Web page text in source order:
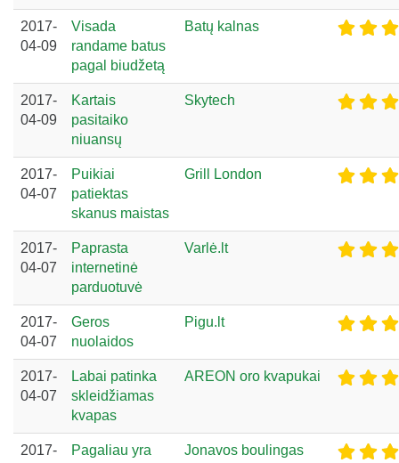
2017-
04-09
Visada
randame batus
pagal biudžetą
Batų kalnas
2017-
04-09
Kartais
pasitaiko
niuansų
Skytech
2017-
04-07
Puikiai
patiektas
skanus maistas
Grill London
2017-
04-07
Paprasta
internetinė
parduotuvė
Varlė.lt
2017-
04-07
Geros
nuolaidos
Pigu.lt
2017-
04-07
Labai patinka
skleidžiamas
kvapas
AREON oro kvapukai
2017-
Pagaliau yra
Jonavos boulingas